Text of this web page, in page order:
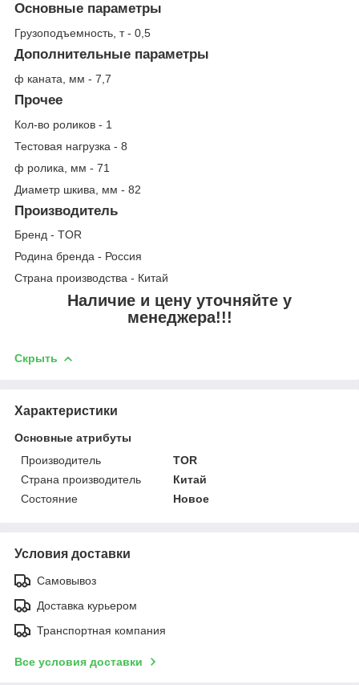
Основные параметры
Грузоподъемность, т - 0,5
Дополнительные параметры
ф каната, мм - 7,7
Прочее
Кол-во роликов - 1
Тестовая нагрузка - 8
ф ролика, мм - 71
Диаметр шкива, мм - 82
Производитель
Бренд - TOR
Родина бренда - Россия
Страна производства - Китай
Наличие и цену уточняйте у
менеджера!!!
Скрыть
Характеристики
Основные атрибуты
Производитель
TOR
Страна производитель
Китай
Состояние
Новое
Условия доставки
Самовывоз
Доставка курьером
Транспортная компания
Все условия доставки